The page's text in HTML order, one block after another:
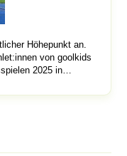
Höhepunkt an.
von goolkids
2025 in…